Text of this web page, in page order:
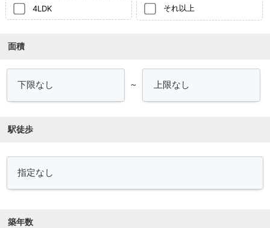
4LDK それ以上
面積
～
駅徒歩
築年数